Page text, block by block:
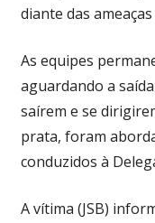
diante das
As equipes
aguardando a
saírem e se
prata, foram
conduzidos à
A vítima (JSB)